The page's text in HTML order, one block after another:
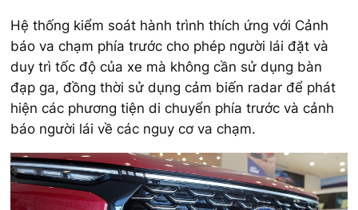
Hệ thống kiểm soát hành trình thích ứng với Cảnh
báo va chạm phía trước cho phép người lái đặt và
duy trì tốc độ của xe mà không cần sử dụng bàn
đạp ga, đồng thời sử dụng cảm biến radar để phát
hiện các phương tiện di chuyển phía trước và cảnh
báo người lái về các nguy cơ va chạm.